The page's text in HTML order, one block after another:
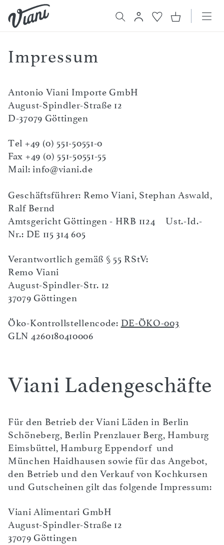
Impressum
Antonio Viani Importe GmbH
August-Spindler-Straße 12
D-37079 Göttingen
Tel +49 (0) 551-50551-0
Fax +49 (0) 551-50551-55
Mail: info@viani.de
Geschäftsführer: Remo Viani, Stephan Aswald,
Ralf Bernd
Amtsgericht Göttingen - HRB 1124 Ust.-Id.-
Nr.: DE 115 314 605
Verantwortlich gemäß § 55 RStV:
Remo Viani
August-Spindler-Str. 12
37079 Göttingen
Öko-Kontrollstellencode: DE-ÖKO-003
GLN 4260180410006
Viani Ladengeschäfte
Für den Betrieb der Viani Läden in Berlin
Schöneberg, Berlin Prenzlauer Berg, Hamburg
Eimsbüttel, Hamburg Eppendorf und
München Haidhausen sowie für das Angebot,
den Betrieb und den Verkauf von Kochkursen
und Gutscheinen gilt das folgende Impressum:
Viani Alimentari GmbH
August-Spindler-Straße 12
37079 Göttingen